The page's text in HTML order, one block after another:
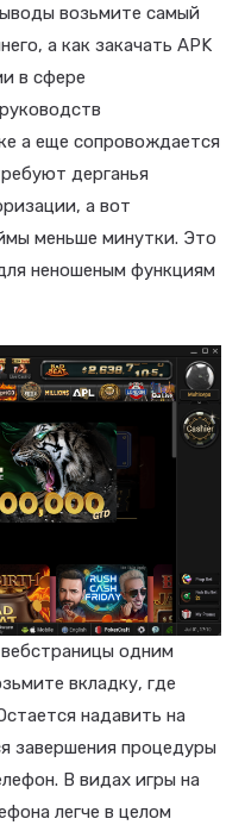
возьмите самый
а как закачать APK
в сфере
а еще сопровождается
дерганья
а вот
меньше минутки. Это
неношеным функциям
одним
вкладку, где
надавить на
завершения процедуры
В видах игры на
легче в целом